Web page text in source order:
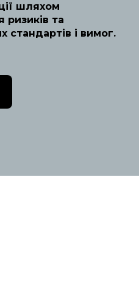
шляхом
ризиків та
стандартів і вимог.